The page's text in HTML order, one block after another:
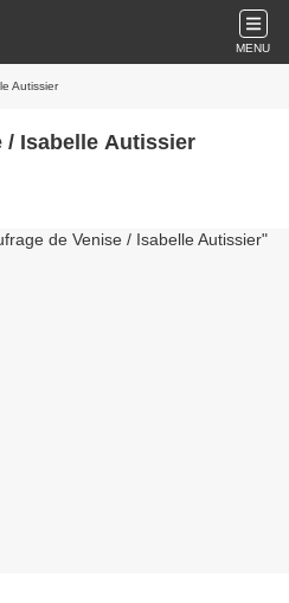
MENU
Autissier
/ Isabelle Autissier